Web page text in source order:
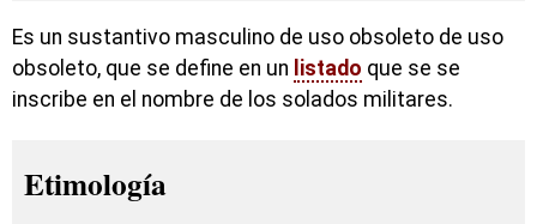
Es un sustantivo masculino de uso obsoleto de uso
obsoleto, que se define en un listado que se se
inscribe en el nombre de los solados militares.
Etimología